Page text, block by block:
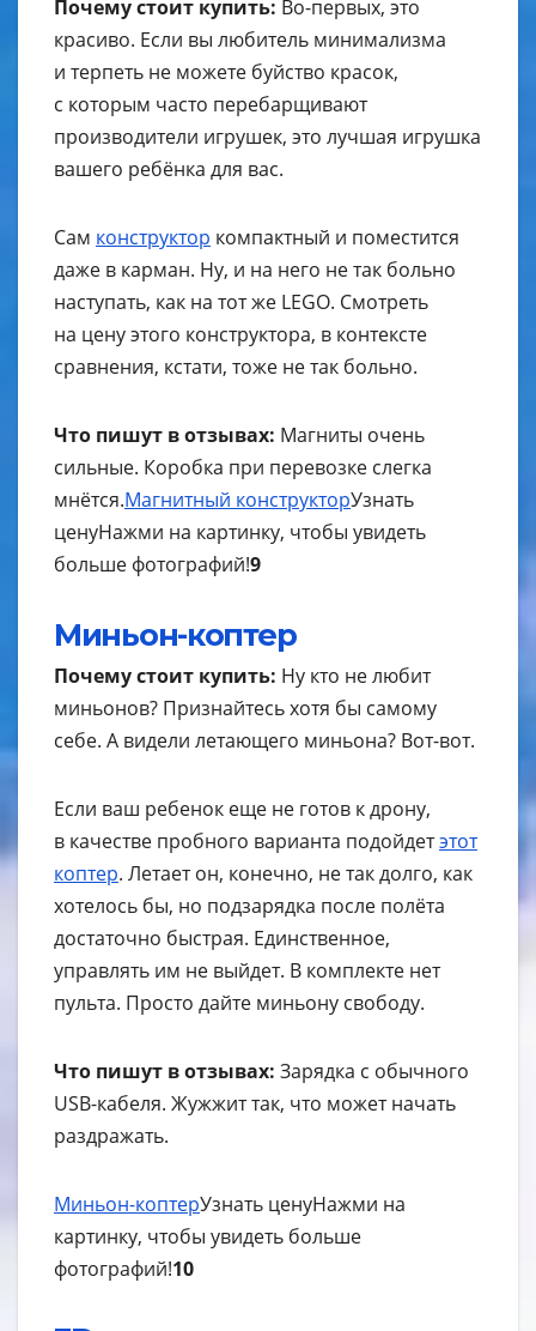
Почему стоит купить: Во-первых, это
красиво. Если вы любитель минимализма
и терпеть не можете буйство красок,
с которым часто перебарщивают
производители игрушек, это лучшая игрушка
вашего ребёнка для вас.
Сам конструктор компактный и поместится
даже в карман. Ну, и на него не так больно
наступать, как на тот же LEGO. Смотреть
на цену этого конструктора, в контексте
сравнения, кстати, тоже не так больно.
Что пишут в отзывах: Магниты очень
сильные. Коробка при перевозке слегка
мнётся.Магнитный конструкторУзнать
ценуНажми на картинку, чтобы увидеть
больше фотографий!9
Миньон-коптер
Почему стоит купить: Ну кто не любит
миньонов? Признайтесь хотя бы самому
себе. А видели летающего миньона? Вот-вот.
Если ваш ребенок еще не готов к дрону,
в качестве пробного варианта подойдетэтот
коптер. Летает он, конечно, не так долго, как
хотелось бы, но подзарядка после полёта
достаточно быстрая. Единственное,
управлять им не выйдет. В комплекте нет
пульта. Просто дайте миньону свободу.
Что пишут в отзывах: Зарядка с обычного
USB-кабеля. Жужжит так, что может начать
раздражать.
Миньон-коптерУзнать ценуНажми на
картинку, чтобы увидеть больше
фотографий!10